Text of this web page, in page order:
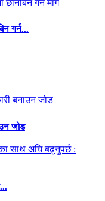
गर्न...
जोड